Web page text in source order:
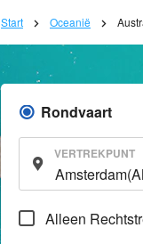
Start Oceanië
Rondvaart
VERTREKPUNT
Alleen